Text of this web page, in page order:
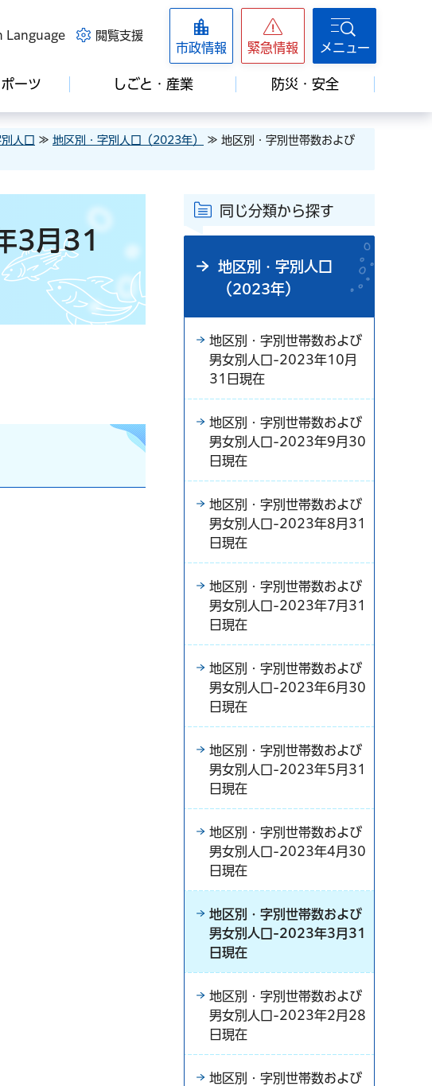
Language 閲覧支援
市政情報 緊急情報 メニュー
ーツ しごと・産業 防災・安全
人口 ≫ 地区別・字別人口（2023年）
≫ 地区別・字別世帯数および
3月31
同じ分類から探す
地区別・字別人口
（2023年）
地区別・字別世帯数および
男女別人口-2023年10月
31日現在
地区別・字別世帯数および
男女別人口-2023年9月30
日現在
地区別・字別世帯数および
男女別人口-2023年8月31
日現在
地区別・字別世帯数および
男女別人口-2023年7月31
日現在
地区別・字別世帯数および
男女別人口-2023年6月30
日現在
地区別・字別世帯数および
男女別人口-2023年5月31
日現在
地区別・字別世帯数および
男女別人口-2023年4月30
日現在
地区別・字別世帯数および
男女別人口-2023年3月31
日現在
地区別・字別世帯数および
男女別人口-2023年2月28
日現在
地区別・字別世帯数および